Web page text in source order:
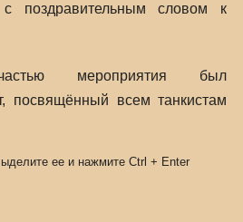
с поздравительным словом к
мероприятия был
посвящённый всем танкистам
ее и нажмите Ctrl + Enter